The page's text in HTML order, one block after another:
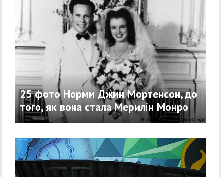
25 фото Норми Джин Мортенсон, до
того, як вона стала Мерилін Монро